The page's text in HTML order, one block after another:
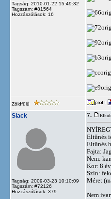
Tagság: 2010-01-22 15:49:32
Tagszám: #81564
Hozzászólások: 16
Zöldfülű
Slack
Tagság: 2009-03-23 10:10:09
Tagszám: #72126
Hozzászólások: 379
7.
Eltűnés
Eltűnés
Fajta:
Nem: kan
Kor: 8
Szín:
Méret
Nem